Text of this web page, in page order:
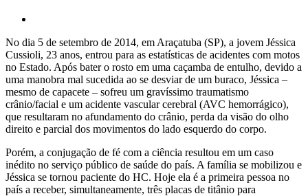
No dia 5 de setembro de 2014, em Araçatuba (SP), a jovem Jéssica
Cussioli, 23 anos, entrou para as estatísticas de acidentes com motos
no Estado. Após bater o rosto em uma caçamba de entulho, devido a
uma manobra mal sucedida ao se desviar de um buraco, Jéssica –
mesmo de capacete – sofreu um gravíssimo traumatismo
crânio/facial e um acidente vascular cerebral (AVC hemorrágico),
que resultaram no afundamento do crânio, perda da visão do olho
direito e parcial dos movimentos do lado esquerdo do corpo.
Porém, a conjugação de fé com a ciência resultou em um caso
inédito no serviço público de saúde do país. A família se mobilizou e
Jéssica se tornou paciente do HC. Hoje ela é a primeira pessoa no
país a receber, simultaneamente, três placas de titânio para